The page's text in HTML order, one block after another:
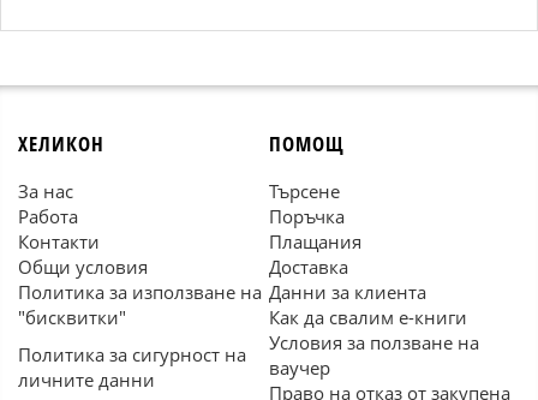
ХЕЛИКОН
За нас
Работа
Контакти
Общи условия
Политика за използване на
"бисквитки"
Политика за сигурност на
личните данни
ПОМОЩ
Търсене
Поръчка
Плащания
Доставка
Данни за клиента
Как да свалим е-книги
Условия за ползване на
ваучер
Право на отказ от закупена